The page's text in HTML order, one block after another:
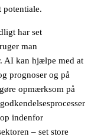
potentiale.
har set
man
AI kan hjælpe med at
prognoser og på
opmærksom på
indenfor
– set store